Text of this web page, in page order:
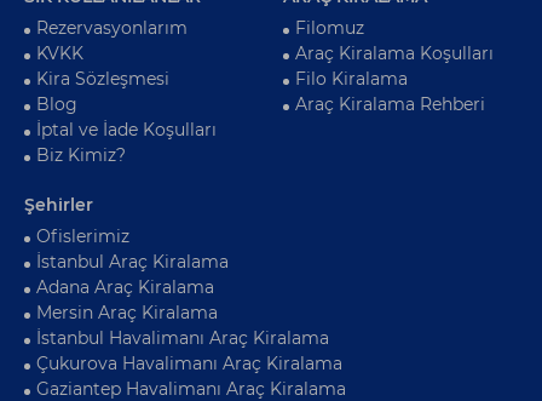
Rezervasyonlarım
KVKK
Kira Sözleşmesi
Blog
İptal ve İade Koşulları
Biz Kimiz?
Filomuz
Araç Kiralama Koşulları
Filo Kiralama
Araç Kiralama Rehberi
Şehirler
Ofislerimiz
İstanbul Araç Kiralama
Adana Araç Kiralama
Mersin Araç Kiralama
İstanbul Havalimanı Araç Kiralama
Çukurova Havalimanı Araç Kiralama
Gaziantep Havalimanı Araç Kiralama